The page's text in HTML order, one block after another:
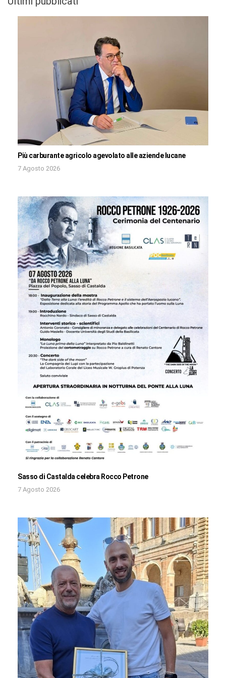
Più carburante agricolo agevolato alle aziende lucane
7 Agosto 2026
Sasso di Castalda celebra Rocco Petrone
7 Agosto 2026